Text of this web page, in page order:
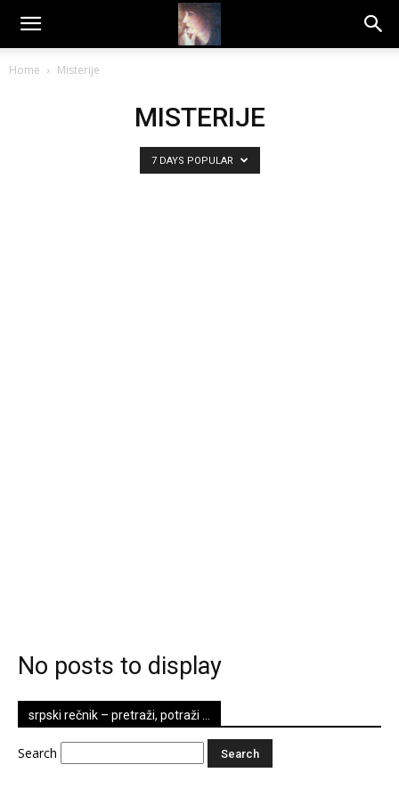
Dragana
Home Misterije
MISTERIJE
7 DAYS POPULAR
No posts to display
srpski rečnik – pretraži, potraži …
Search